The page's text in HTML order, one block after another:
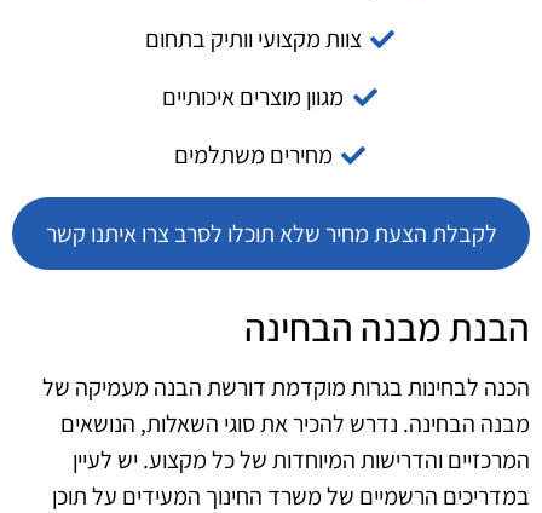
צוות מקצועי וותיק בתחום
מגוון מוצרים איכותיים
מחירים משתלמים
לקבלת הצעת מחיר שלא תוכלו לסרב צרו איתנו קשר
הבנת מבנה הבחינה
הכנה לבחינות בגרות מוקדמת דורשת הבנה מעמיקה של
מבנה הבחינה. נדרש להכיר את סוגי השאלות, הנושאים
המרכזיים והדרישות המיוחדות של כל מקצוע. יש לעיין
במדריכים הרשמיים של משרד החינוך המעידים על תוכן